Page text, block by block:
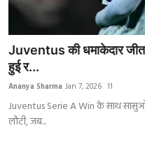
Sports
Life & Women
India
Business
Juventus की धमाकेदार
हुई र...
Ananya Sharma Jan 7, 2026 11
Juventus Serie A Win के साथ
लौटी, जब...